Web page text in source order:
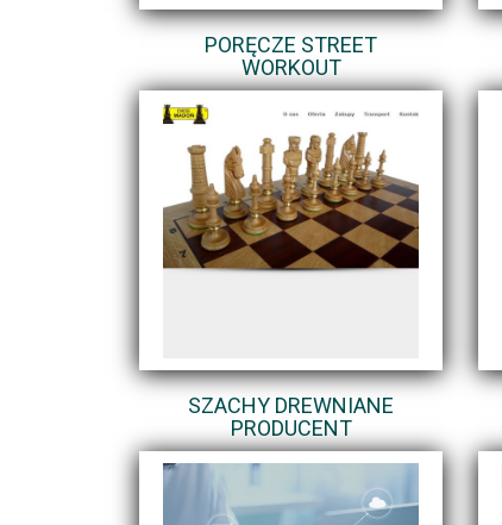
PORĘCZE STREET
WORKOUT
SZACHY DREWNIANE
PRODUCENT